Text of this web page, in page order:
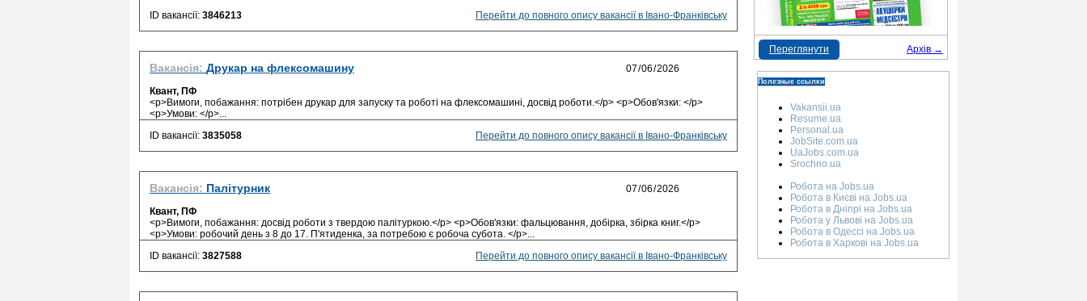
ID вакансії: 3846213 Перейти до повного опису вакансії в Івано-Франківську
Вакансія: Друкар на флексомашину
Квант, ПФ
<p>Вимоги, побажання: потрібен друкар для запуску та роботі на флексомашині, досвід роботи.</p> <p>Обов'язки: </p>
<p>Умови: </p>...
ID вакансії: 3835058 Перейти до повного опису вакансії в Івано-Франківську
Вакансія: Палітурник
Квант, ПФ
<p>Вимоги, побажання: досвід роботи з твердою палітуркою.</p> <p>Обов'язки: фальцювання, добірка, збірка книг.</p>
<p>Умови: робочий день з 8 до 17. П'ятиденка, за потребою є робоча субота. </p>...
ID вакансії: 3827588 Перейти до повного опису вакансії в Івано-Франківську
Архів →
Переглянути
Полезные ссылки
Vakansii.ua
Resume.ua
Personal.ua
JobSite.com.ua
UaJobs.com.ua
Srochno.ua
Робота на Jobs.ua
Робота в Києві на Jobs.ua
Робота в Дніпрі на Jobs.ua
Робота у Львові на Jobs.ua
Робота в Одессі на Jobs.ua
Робота в Харкові на Jobs.ua